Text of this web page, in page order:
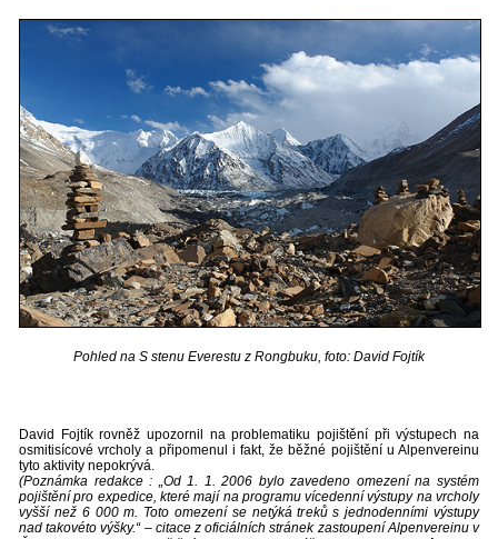
Pohled na S stenu Everestu z Rongbuku, foto: David Fojtík
David Fojtík rovněž upozornil na problematiku pojištění při výstupech na
osmitisícové vrcholy a připomenul i fakt, že běžné pojištění u Alpenvereinu
tyto aktivity nepokrývá.
(Poznámka redakce : „Od 1. 1. 2006 bylo zavedeno omezení na systém
pojištění pro expedice, které mají na programu vícedenní výstupy na vrcholy
vyšší než 6 000 m. Toto omezení se netýká treků s jednodenními výstupy
nad takovéto výšky.“ – citace z oficiálních stránek zastoupení Alpenvereinu v